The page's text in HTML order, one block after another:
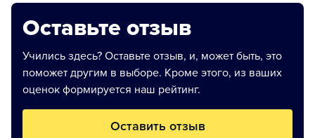
Оставьте отзыв
Учились здесь? Оставьте отзыв, и, может быть, это
поможет другим в выборе. Кроме этого, из ваших
оценок формируется наш рейтинг.
Оставить отзыв